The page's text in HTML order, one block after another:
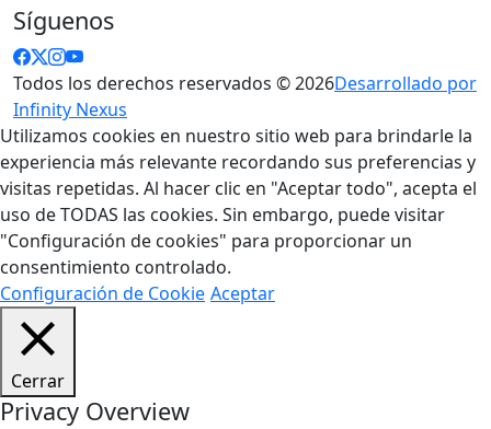
Síguenos
Todos los derechos reservados © 2026Desarrollado por
Infinity Nexus
Utilizamos cookies en nuestro sitio web para brindarle la
experiencia más relevante recordando sus preferencias y
visitas repetidas. Al hacer clic en "Aceptar todo", acepta el
uso de TODAS las cookies. Sin embargo, puede visitar
"Configuración de cookies" para proporcionar un
consentimiento controlado.
Configuración de Cookie Aceptar
Cerrar
Privacy Overview